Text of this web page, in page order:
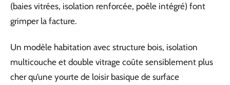
(baies vitrées, isolation renforcée, poêle intégré) font
grimper la facture.
Un modèle habitation avec structure bois, isolation
multicouche et double vitrage coûte sensiblement plus
cher qu’une yourte de loisir basique de surface